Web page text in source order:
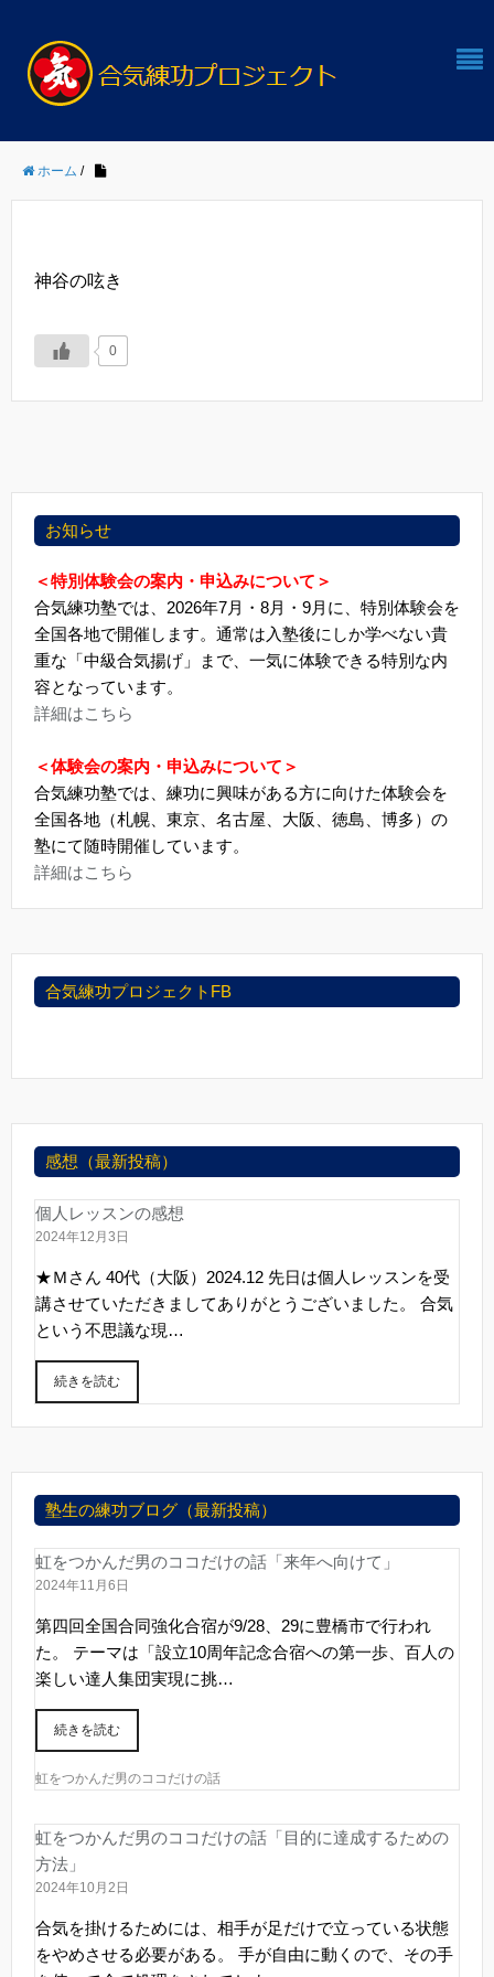
ホーム /
神谷の呟き
0
お知らせ
＜特別体験会の案内・申込みについて＞
合気練功塾では、2026年7月・8月・9月に、特別体験会を
全国各地で開催します。通常は入塾後にしか学べない貴
重な「中級合気揚げ」まで、一気に体験できる特別な内
容となっています。
詳細はこちら
＜体験会の案内・申込みについて＞
合気練功塾では、練功に興味がある方に向けた体験会を
全国各地（札幌、東京、名古屋、大阪、徳島、博多）の
塾にて随時開催しています。
詳細はこちら
合気練功プロジェクトFB
感想（最新投稿）
個人レッスンの感想
2024年12月3日
★Ｍさん 40代（大阪）2024.12 先日は個人レッスンを受
講させていただきましてありがとうございました。 合気
という不思議な現…
続きを読む
塾生の練功ブログ（最新投稿）
虹をつかんだ男のココだけの話「来年へ向けて」
2024年11月6日
第四回全国合同強化合宿が9/28、29に豊橋市で行われ
た。 テーマは「設立10周年記念合宿への第一歩、百人の
楽しい達人集団実現に挑…
続きを読む
虹をつかんだ男のココだけの話
虹をつかんだ男のココだけの話「目的に達成するための
方法」
2024年10月2日
合気を掛けるためには、相手が足だけで立っている状態
をやめさせる必要がある。 手が自由に動くので、その手